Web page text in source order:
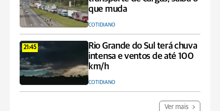
que muda
COTIDIANO
21:45
Rio Grande do Sul terá chuva
intensa e ventos de até 100
km/h
COTIDIANO
Ver mais